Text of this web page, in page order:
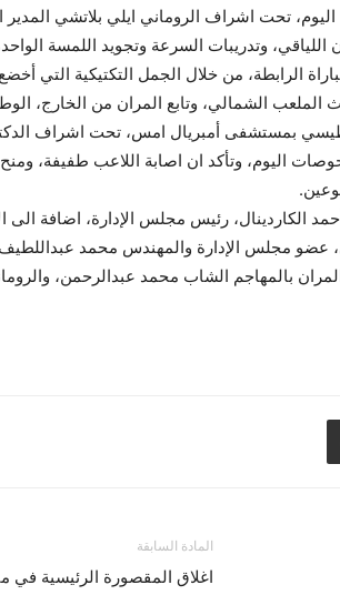
تحت اشراف الروماني ايلي بلاتشي المدير
وتدريبات السرعة وتجويد اللمسة
الرابطة، من خلال الجمل التكتيكية التي أخضع
الملعب الشمالي، وتابع المران من الخارج،
بمستشفى أمبريال امس، تحت اشراف
اليوم، وتأكد ان اصابة اللاعب طفيفة، ومنح
الكاردينال، رئيس مجلس الإدارة، اضافة الى
عضو مجلس الإدارة والمهندس محمد
بالمهاجم الشاب محمد عبدالرحمن،
المادة السابقة
اغلاق المقصورة الرئيسية في